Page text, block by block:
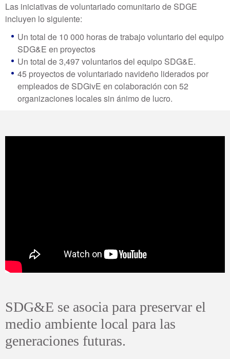
Las iniciativas de voluntariado comunitario de SDGE
incluyen lo siguiente:
Un total de 10 000 horas de trabajo voluntario del equipo
SDG&E en proyectos
Un total de 3,497 voluntarios del equipo SDG&E.
45 proyectos de voluntariado navideño liderados por
empleados de SDGivE en colaboración con 52
organizaciones locales sin ánimo de lucro.
SDG&E se asocia para preservar el
medio ambiente local para las
generaciones futuras.